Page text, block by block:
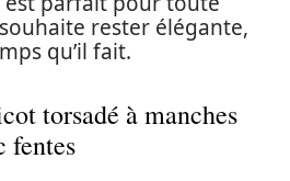
rester élégante,
qu’il fait.
torsadé à manches
fentes